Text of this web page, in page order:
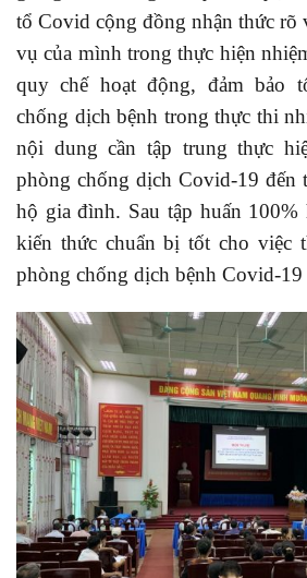
tổ Covid cộng đồng nhận thức rõ
vụ của mình trong thực hiện
quy chế hoạt động, đảm bảo
chống dịch bệnh trong thực thi
nội dung cần tập trung thực
phòng chống dịch Covid-19 đến
hộ gia đình. Sau tập huấn 100%
kiến thức chuẩn bị tốt cho việc
phòng chống dịch bệnh Covid-